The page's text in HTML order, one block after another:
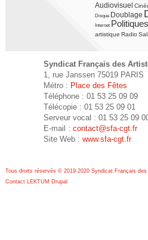
Audiovisuel
Disque Doublage
Internet
artistique Radio
Syndicat Français des
1, rue Janssen 75019 PARIS
Métro : Place des Fêtes
Téléphone : 01 53 25 09 09
Télécopie : 01 53 25 09 01
Serveur vocal : 01 53 25 09
E-mail :contact@sfa-cgt.fr
Site Web :www.sfa-cgt.fr
Tous droits réservés © 2019-2020 Syndicat Français
Contact
LEKTUM Drupal